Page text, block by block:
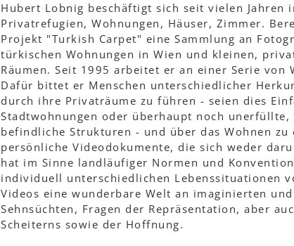
Hubert Lobnig beschäftigt sich seit vielen
Privatrefugien, Wohnungen, Häuser, Zimmer.
Projekt "Turkish Carpet" eine Sammlung an
türkischen Wohnungen in Wien und kleinen,
Räumen. Seit 1995 arbeitet er an einer Serie von
Dafür bittet er Menschen unterschiedlicher
durch ihre Privaträume zu führen - seien dies
Stadtwohnungen oder überhaupt noch
befindliche Strukturen - und über das Wohnen zu
persönliche Videodokumente, die sich weder
hat im Sinne landläufiger Normen und
individuell unterschiedlichen Lebenssituationen
Videos eine wunderbare Welt an imaginierten
Sehnsüchten, Fragen der Repräsentation, aber
Scheiterns sowie der Hoffnung.